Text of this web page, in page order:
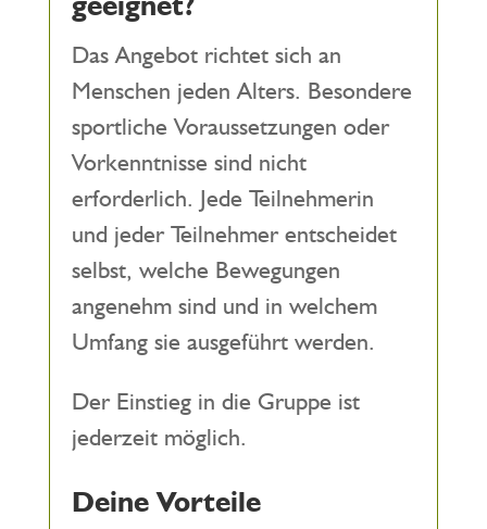
Das Angebot richtet sich an
Menschen jeden Alters. Besondere
sportliche Voraussetzungen oder
Vorkenntnisse sind nicht
erforderlich. Jede Teilnehmerin
und jeder Teilnehmer entscheidet
selbst, welche Bewegungen
angenehm sind und in welchem
Umfang sie ausgeführt werden.
Der Einstieg in die Gruppe ist
jederzeit möglich.
Deine Vorteile